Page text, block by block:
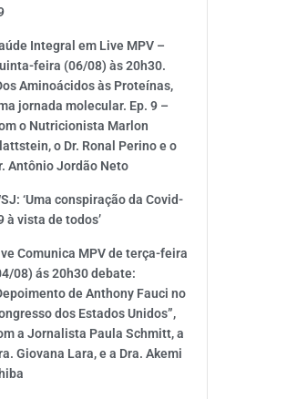
Integral em Live MPV –
feira (06/08) às 20h30.
Aminoácidos às Proteínas,
jornada molecular. Ep. 9 –
o Nutricionista Marlon
o Dr. Ronal Perino e o
Antônio Jordão Neto
‘Uma conspiração da Covid-
à vista de todos’
Comunica MPV de terça-feira
08) ás 20h30 debate:
de Anthony Fauci no
dos Estados Unidos”,
a Jornalista Paula Schmitt, a
Giovana Lara, e a Dra. Akemi